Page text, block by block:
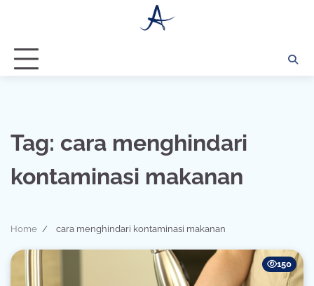
Tag: cara menghindari
kontaminasi makanan
Home cara menghindari kontaminasi makanan
150